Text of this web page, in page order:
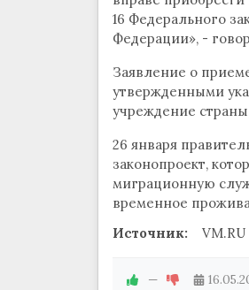
16 Федерального
Федерации», -
Заявление о
утвержденными
учреждение
26 января
законопроект,
миграционную
временное
Источник:
VM.RU
—